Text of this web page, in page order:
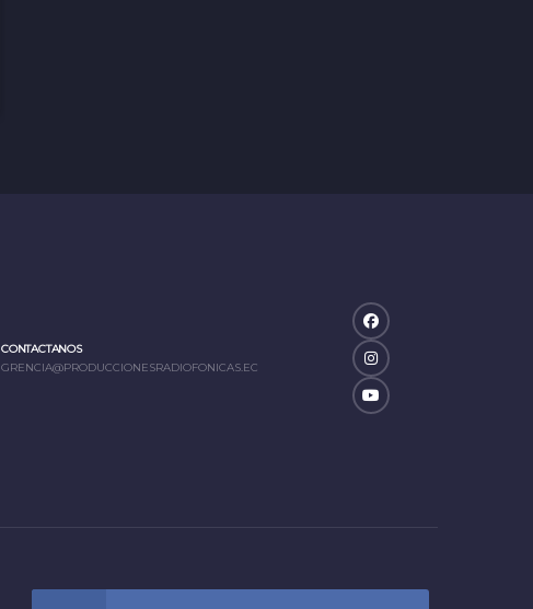
CONTACTANOS
GRENCIA@PRODUCCIONESRADIOFONICAS.EC